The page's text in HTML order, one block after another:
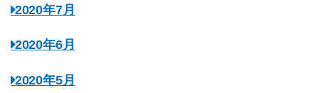
2020年7月
2020年6月
2020年5月